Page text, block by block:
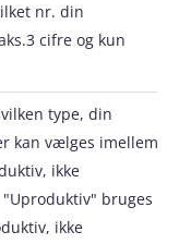
nr. din
cifre og kun
type, din
kan vælges imellem
ikke
bruges
ikke